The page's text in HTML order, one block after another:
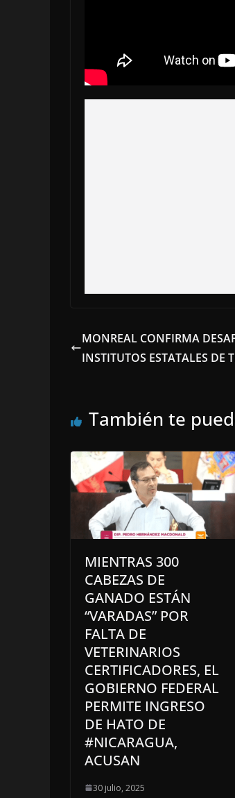
MONREAL CONFIRMA
INSTITUTOS ESTATALES DE
También te
MIENTRAS 300
CABEZAS DE
GANADO ESTÁN
“VARADAS” POR
FALTA DE
VETERINARIOS
CERTIFICADORES, EL
GOBIERNO FEDERAL
PERMITE INGRESO
DE HATO DE
#NICARAGUA,
ACUSAN
30 julio, 2025